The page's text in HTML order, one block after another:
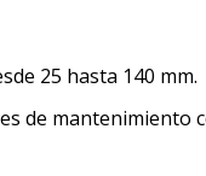
25 hasta 140 mm.
de mantenimiento